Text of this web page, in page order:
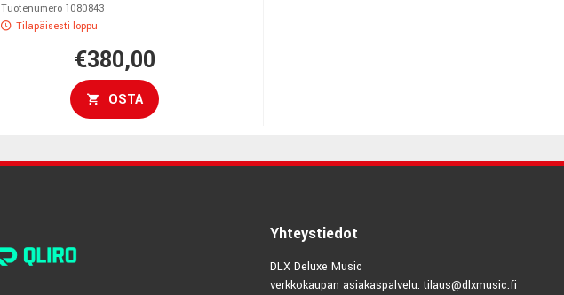
Tuotenumero 1080843
Tilapäisesti loppu
€380,00
OSTA
Yhteystiedot
DLX Deluxe Music
verkkokaupan asiakaspalvelu: tilaus@dlxmusic.fi